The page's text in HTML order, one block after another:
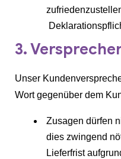
3.
Unser
Wort gegenüber dem
Zusagen dürfen
dies zwingend
Lieferfrist